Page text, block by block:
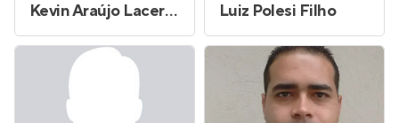
Kevin Araújo Lacerda do Carmo Luiz Polesi Filho